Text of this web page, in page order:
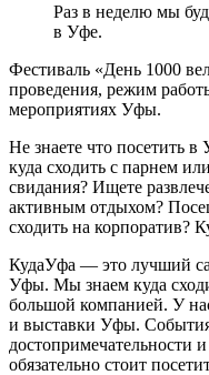
Раз в неделю мы
в Уфе.
Фестиваль «День 1000
проведения, режим
мероприятиях Уфы.
Не знаете что посетить в
куда сходить с парнем
свидания? Ищете
активным отдыхом?
сходить на корпоратив?
КудаУфа — это лучший
Уфы. Мы знаем куда
большой компанией. У
и выставки Уфы.
достопримечательности
обязательно стоит